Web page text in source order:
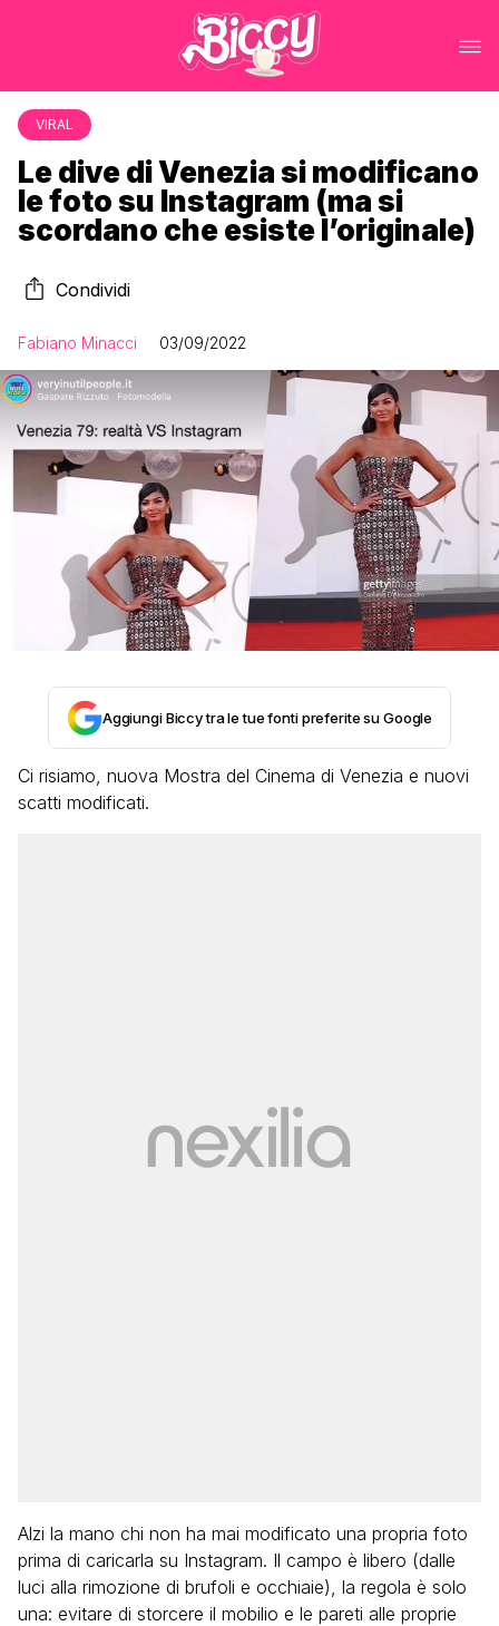
VIRAL
Le dive di Venezia si modificano
le foto su Instagram (ma si
scordano che esiste l’originale)
Condividi
Fabiano Minacci 03/09/2022
Aggiungi Biccy tra le tue fonti preferite su Google
Ci risiamo, nuova Mostra del Cinema di Venezia e nuovi
scatti modificati.
Alzi la mano chi non ha mai modificato una propria foto
prima di caricarla su Instagram. Il campo è libero (dalle
luci alla rimozione di brufoli e occhiaie), la regola è solo
una: evitare di storcere il mobilio e le pareti alle proprie